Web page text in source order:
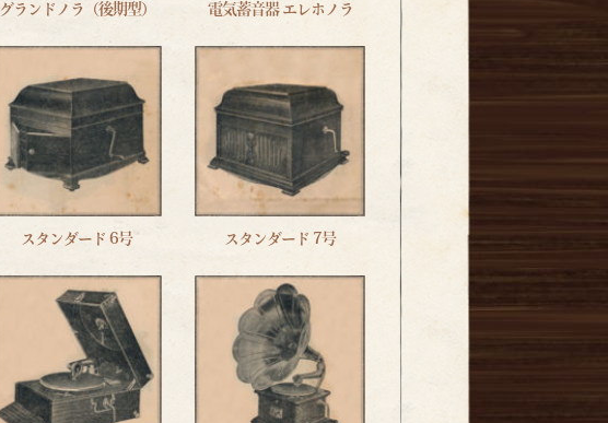
グランドノラ（後期型） 電気蓄音器 エレホノラ
スタンダード 6号 スタンダード 7号